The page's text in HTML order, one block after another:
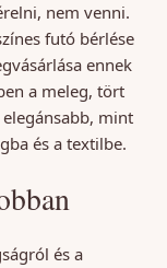
nem venni.
futó bérlése
ennek
a meleg, tört
mint
és a textilbe.
és a